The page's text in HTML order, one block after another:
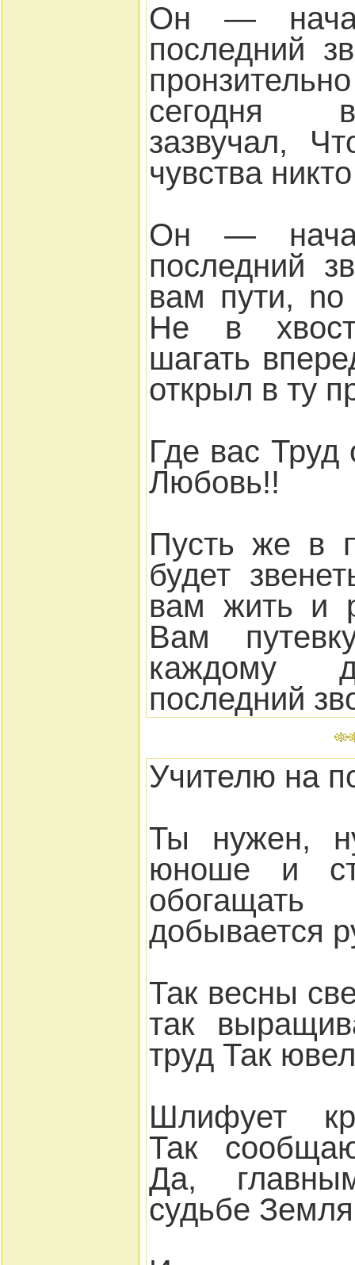
Он —
последний
сегодня
зазвучал,
чувства
Он —
последний
вам пути,
Не в
шагать
открыл в ту
Где вас
Любовь!!
Пусть же в
будет
вам жить и
Вам
последний
Учителю на
Ты нужен,
юноше и
добывается
Так весны
так
труд Так
Шлифует
Так
Да,
судьбе